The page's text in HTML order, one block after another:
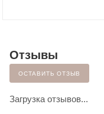
Отзывы
ОСТАВИТЬ ОТЗЫВ
Загрузка отзывов...